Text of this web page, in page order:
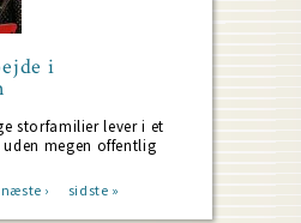
i
storfamilier lever i et
megen offentlig
Next
næste ›
Last
sidste »